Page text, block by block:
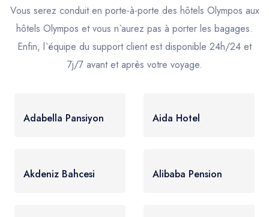
réservation 24h/24 et 7j/7.
En matière de transfert privé vers Olympos, Seja
Group établit la norme. Notre engagement à
méticuleusement entretenus pour assurer le
assurés qu'ils arriveront à destination à Olympos
Vous serez conduit en porte-à-porte des hôtels Olympos aux
hôtels Olympos et vous n`aurez pas à porter les bagages.
Enfin, l`équipe du support client est disponible 24h/24 et
7j/7 avant et après votre voyage.
Adabella Pansiyon Aida Hotel
Akdeniz Bahcesi Alibaba Pension